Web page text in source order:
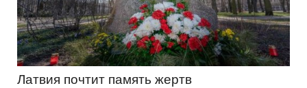
Латвия почтит память жертв